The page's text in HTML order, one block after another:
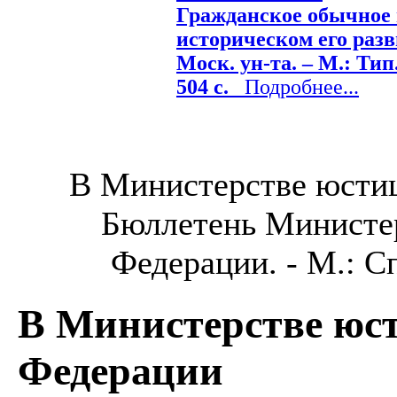
Гражданское
историческом его
Моск. ун-та. – М.:
504 с. Подробнее...
В Министерстве
Бюллетень
Федерации. - М.:
В Министерстве
Федерации